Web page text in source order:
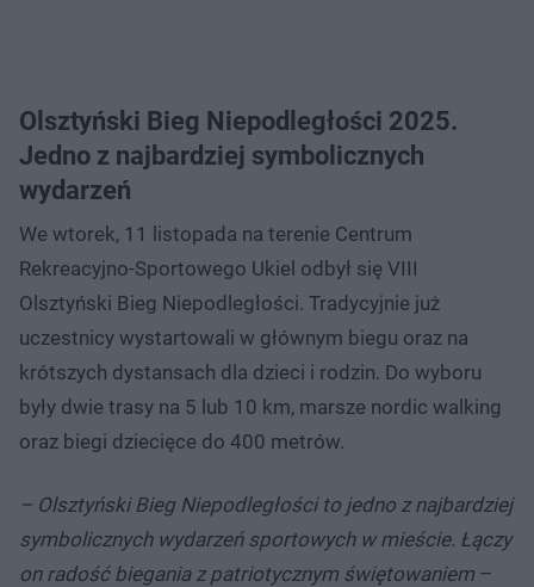
Olsztyński Bieg Niepodległości 2025.
Jedno z najbardziej symbolicznych
wydarzeń
We wtorek, 11 listopada na terenie Centrum
Rekreacyjno-Sportowego Ukiel odbył się VIII
Olsztyński Bieg Niepodległości. Tradycyjnie już
uczestnicy wystartowali w głównym biegu oraz na
krótszych dystansach dla dzieci i rodzin. Do wyboru
były dwie trasy na 5 lub 10 km, marsze nordic walking
oraz biegi dziecięce do 400 metrów.
– Olsztyński Bieg Niepodległości to jedno z najbardziej
symbolicznych wydarzeń sportowych w mieście. Łączy
on radość biegania z patriotycznym świętowaniem –